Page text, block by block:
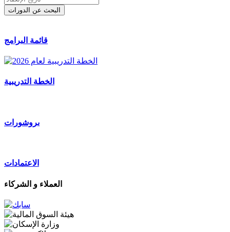
قائمة البرامج
الخطة التدريبية
بروشورات
الاعتمادات
العملاء و الشركاء